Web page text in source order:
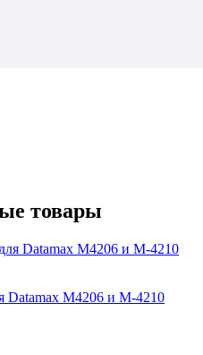
товары
Datamax М4206 и M-4210